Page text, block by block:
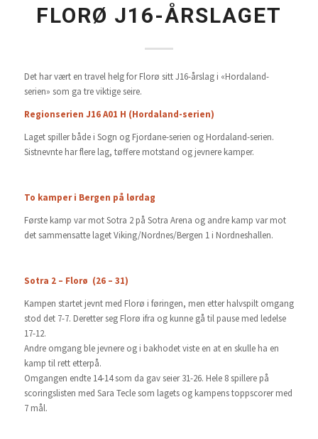
FLORØ J16-ÅRSLAGET
Det har vært en travel helg for Florø sitt J16-årslag i «Hordaland-
serien» som ga tre viktige seire.
Regionserien J16 A01 H (Hordaland-serien)
Laget spiller både i Sogn og Fjordane-serien og Hordaland-serien.
Sistnevnte har flere lag, tøffere motstand og jevnere kamper.
To kamper i Bergen på lørdag
Første kamp var mot Sotra 2 på Sotra Arena og andre kamp var mot
det sammensatte laget Viking/Nordnes/Bergen 1 i Nordneshallen.
Sotra 2 – Florø (26 – 31)
Kampen startet jevnt med Florø i føringen, men etter halvspilt omgang
stod det 7-7. Deretter seg Florø ifra og kunne gå til pause med ledelse
17-12.
Andre omgang ble jevnere og i bakhodet viste en at en skulle ha en
kamp til rett etterpå.
Omgangen endte 14-14 som da gav seier 31-26. Hele 8 spillere på
scoringslisten med Sara Tecle som lagets og kampens toppscorer med
7 mål.